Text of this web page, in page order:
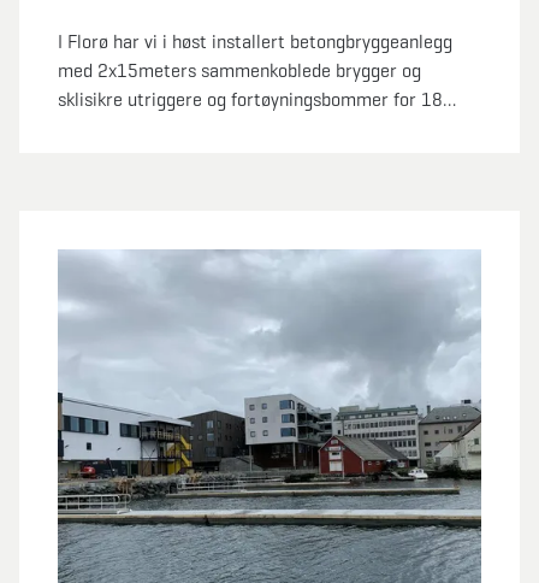
I Florø har vi i høst installert betongbryggeanlegg
med 2x15meters sammenkoblede brygger og
sklisikre utriggere og fortøyningsbommer for 18